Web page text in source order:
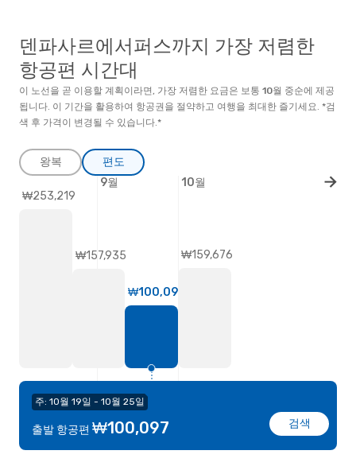
덴파사르에서퍼스까지 가장 저렴한
항공편 시간대
이 노선을 곧 이용할 계획이라면, 가장 저렴한 요금은 보통 10월 중순에 제공
됩니다. 이 기간을 활용하여 항공권을 절약하고 여행을 최대한 즐기세요. *검
색 후 가격이 변경될 수 있습니다.*
왕복 편도
주: 10월 19일 - 10월 25일
출발 항공편 ₩100,097 검색
₩253,219
₩157,935
₩100,097
₩159,676
9월 10월